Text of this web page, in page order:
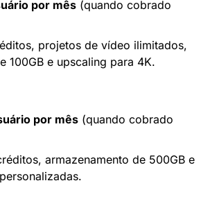
por mês (quando cobrado
projetos de vídeo ilimitados,
100GB e upscaling para 4K.
por mês (quando cobrado
armazenamento de 500GB e